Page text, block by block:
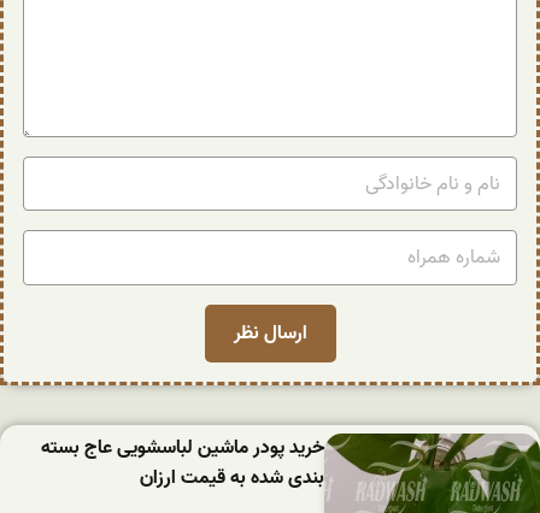
خرید پودر ماشین لباسشویی عاج بسته
بندی شده به قیمت ارزان